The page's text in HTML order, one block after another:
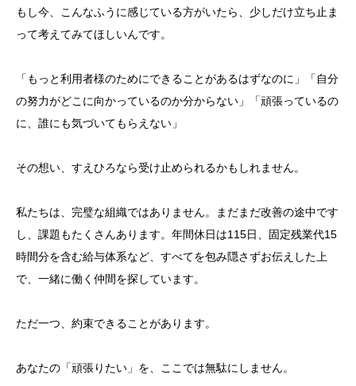
もし今、こんなふうに感じている方がいたら、少しだけ立ち止ま
って考えてみてほしいんです。
「もっと利用者様のためにできることがあるはずなのに」「自分
の努力がどこに向かっているのか分からない」「頑張っているの
に、誰にも気づいてもらえない」
その想い、すえひろなら受け止められるかもしれません。
私たちは、完璧な組織ではありません。まだまだ改善の途中です
し、課題もたくさんあります。年間休日は115日、固定残業代15
時間分を含む給与体系など、すべてを包み隠さずお伝えした上
で、一緒に働く仲間を探しています。
ただ一つ、約束できることがあります。
あなたの「頑張りたい」を、ここでは無駄にしません。